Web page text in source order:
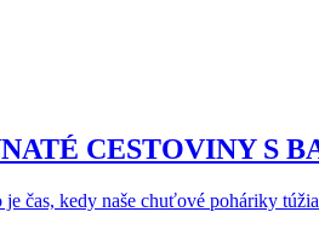
CESTOVINY S
čas, kedy naše chuťové poháriky